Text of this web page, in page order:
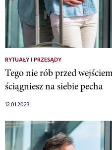
RYTUAŁY I PRZESĄDY
Tego nie rób przed
ściągniesz na siebie pecha
12.01.2023